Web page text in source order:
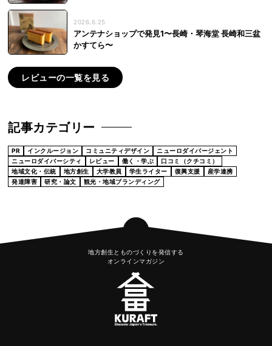
2026.6.25
アンテナショップで発見1〜長崎・琴海堂 長崎和三盆
かすてら〜
レビューの一覧を見る
記事カテゴリー
PR インクルージョン コミュニティデザイン
ニューロダイバージェント
ニューロダイバーシティ
レビュー 働く・学ぶ
口コミ（クチコミ）
地域文化・伝統
地方創生 大学教員 学生ライター 復興支援
産学連携
発達障害
研究・論文 観光・地域ブランディング
地方創生とものづくりを発信する
オンラインマガジン